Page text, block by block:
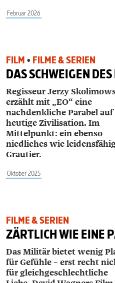
Februar 2026
FILM • FILME & SERIEN
DAS SCHWEIGEN DES
Regisseur Jerzy
erzählt mit „EO“ eine
nachdenkliche Parabel auf
heutige Zivilisation. Im
Mittelpunkt: ein ebenso
niedliches wie
Grautier.
Oktober 2025
FILME & SERIEN
ZÄRTLICH WIE EINE
Das Militär bietet wenig
für Gefühle – erst recht
für gleichgeschlechtliche